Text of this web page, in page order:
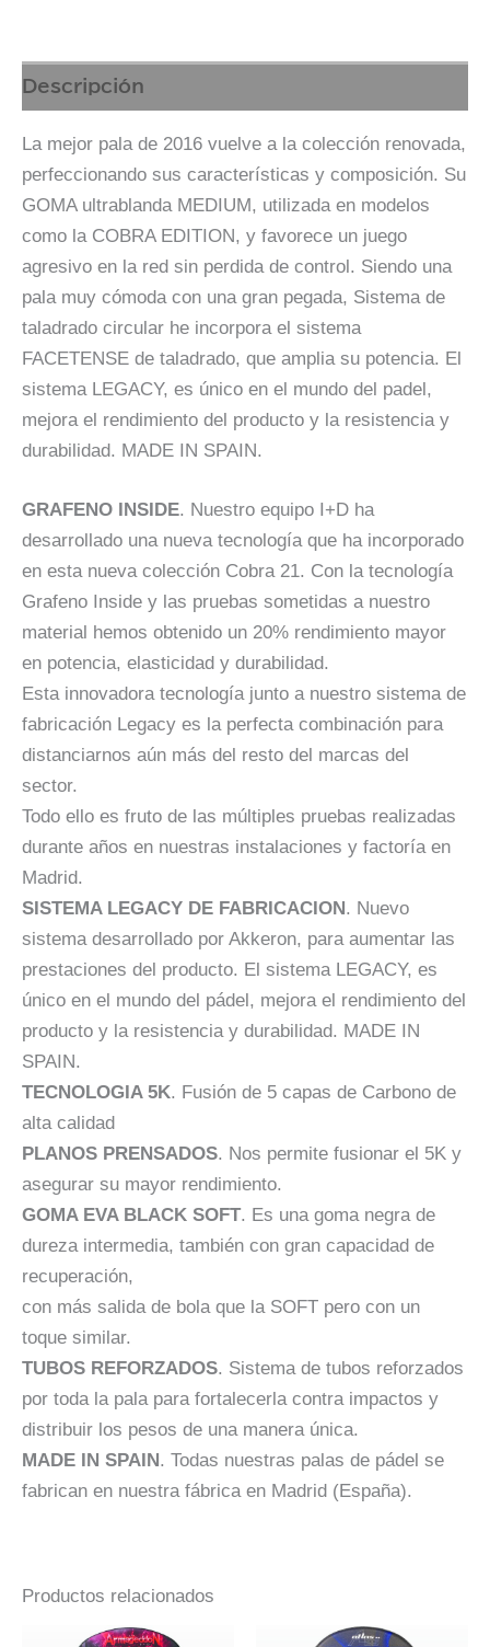
Descripción
La mejor pala de 2016 vuelve a la colección renovada,
perfeccionando sus características y composición. Su
GOMA ultrablanda MEDIUM, utilizada en modelos
como la COBRA EDITION, y favorece un juego
agresivo en la red sin perdida de control. Siendo una
pala muy cómoda con una gran pegada, Sistema de
taladrado circular he incorpora el sistema
FACETENSE de taladrado, que amplia su potencia. El
sistema LEGACY, es único en el mundo del padel,
mejora el rendimiento del producto y la resistencia y
durabilidad. MADE IN SPAIN.
GRAFENO INSIDE. Nuestro equipo I+D ha
desarrollado una nueva tecnología que ha incorporado
en esta nueva colección Cobra 21. Con la tecnología
Grafeno Inside y las pruebas sometidas a nuestro
material hemos obtenido un 20% rendimiento mayor
en potencia, elasticidad y durabilidad.
Esta innovadora tecnología junto a nuestro sistema de
fabricación Legacy es la perfecta combinación para
distanciarnos aún más del resto del marcas del
sector.
Todo ello es fruto de las múltiples pruebas realizadas
durante años en nuestras instalaciones y factoría en
Madrid.
SISTEMA LEGACY DE FABRICACION. Nuevo
sistema desarrollado por Akkeron, para aumentar las
prestaciones del producto. El sistema LEGACY, es
único en el mundo del pádel, mejora el rendimiento del
producto y la resistencia y durabilidad. MADE IN
SPAIN.
TECNOLOGIA 5K. Fusión de 5 capas de Carbono de
alta calidad
PLANOS PRENSADOS. Nos permite fusionar el 5K y
asegurar su mayor rendimiento.
GOMA EVA BLACK SOFT. Es una goma negra de
dureza intermedia, también con gran capacidad de
recuperación,
con más salida de bola que la SOFT pero con un
toque similar.
TUBOS REFORZADOS. Sistema de tubos reforzados
por toda la pala para fortalecerla contra impactos y
distribuir los pesos de una manera única.
MADE IN SPAIN. Todas nuestras palas de pádel se
fabrican en nuestra fábrica en Madrid (España).
Productos relacionados
El
El
Este
El
El
Este